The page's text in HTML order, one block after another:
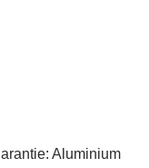
Aluminium